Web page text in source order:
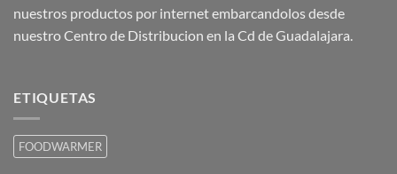
nuestros productos por internet embarcandolos desde
nuestro Centro de Distribucion en la Cd de Guadalajara.
ETIQUETAS
FOODWARMER